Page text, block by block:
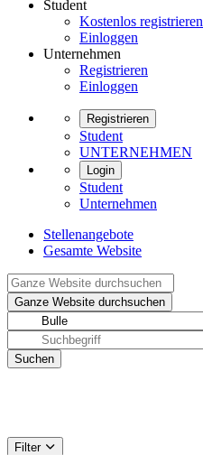
Student
Kostenlos registrieren
Einloggen
Unternehmen
Registrieren
Einloggen
Registrieren
Student
UNTERNEHMEN
Login
Student
Unternehmen
Stellenangebote
Gesamte Website
Filter